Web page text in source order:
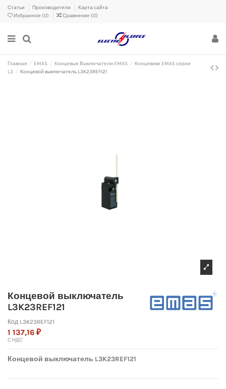
Статьи Производители
Карта сайта
Избранное (0) Сравнение (0)
Главная EMAS Концевые Выключатели EMAS
Концевики EMAS серии
L3
Концевой выключатель L3K23REF121
Концевой выключатель
L3K23REF121
Код L3K23REF121
1 137,16 ₽
С НДС
Концевой выключатель L3K23REF121